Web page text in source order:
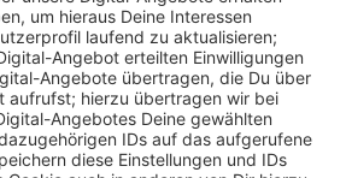
Scientist" ist nicht viel
sanfte Stimme ist die einzige
Coldplay-Sound. Heute steht die
Band für perfekt produzierte,
mit Elementen
Die kommerzielle